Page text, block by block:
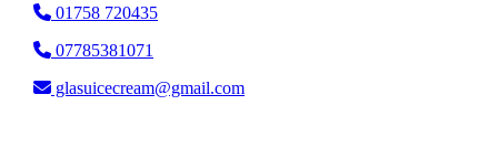
01758 720435
07785381071
glasuicecream@gmail.com